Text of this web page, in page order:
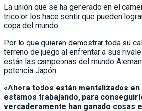
La unión que se ha generado en el
tricolor los hace sentir que pueden
copa del mundo.
Por lo que quieren demostrar toda su
terreno de juego al enfrentar a sus
están las campeonas del mundo
potencia Japón.
«Ahora todos están mentalizados en
estamos trabajando, para
verdaderamente han ganado cosas